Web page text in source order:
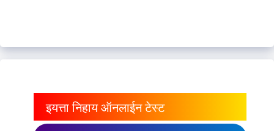
इयत्ता निहाय ऑनलाईन टेस्ट